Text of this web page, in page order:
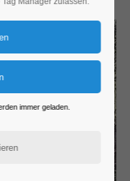
immer geladen.